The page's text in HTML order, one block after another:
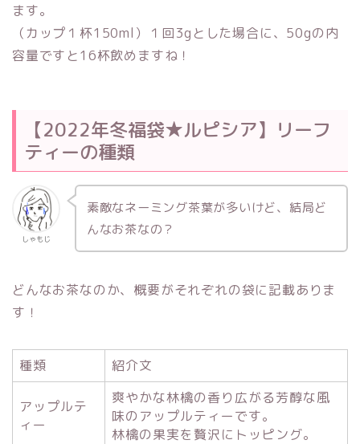
ます。
（カップ１杯150ml）１回3gとした場合に、50gの内
容量ですと16杯飲めますね！
【2022年冬福袋★ルピシア】リーフ
ティーの種類
しゃもじ
素敵なネーミング茶葉が多いけど、結局ど
んなお茶なの？
どんなお茶なのか、概要がそれぞれの袋に記載ありま
す！
種類 紹介文
アップルテ
ィー
爽やかな林檎の香り広がる芳醇な風
味のアップルティーです。
林檎の果実を贅沢にトッピング。